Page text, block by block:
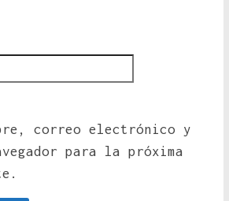
correo electrónico y
para la próxima